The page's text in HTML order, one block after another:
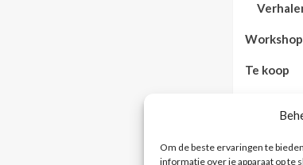
Om de beste ervaringen te
informatie over je apparaat op te
Te koop